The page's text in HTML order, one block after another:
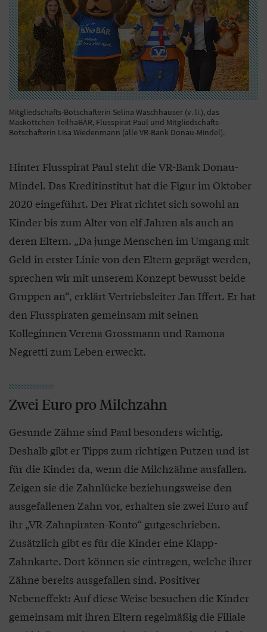
Mitgliedschafts-Botschafterin Selina Waschhauser (v. li.), das
Maskottchen TeilhaBÄR, Flusspirat Paul und Mitgliedschafts-
Botschafterin Lisa Wiedenmann (alle VR-Bank Donau-Mindel).
Hinter Flusspirat Paul steht die VR-Bank Donau-
Mindel. Das Kreditinstitut hat die Figur im Oktober
2020 eingeführt. Der Pirat richtet sich sowohl an
Kinder bis zum Alter von elf Jahren als auch an
deren Eltern. „Da junge Menschen im Umgang mit
Geld in erster Linie von den Eltern geprägt werden,
sprechen wir mit unserem Konzept bewusst beide
Gruppen an“, erklärt Vertriebsleiter Jan Iffert. Er hat
den Flusspiraten gemeinsam mit seinen
Kolleginnen Verena Grossmann und Ramona
Negretti zum Leben erweckt.
Zwei Euro pro Milchzahn
Gesunde Zähne sind Paul besonders wichtig.
Deshalb gibt er Tipps zum richtigen Putzen und ist
für die Kinder da, wenn die Milchzähne ausfallen.
Zeigen sie die Zahnlücke beziehungsweise den
ausgefallenen Zahn vor, erhalten sie zwei Euro auf
ihr „VR-Zahnpiraten-Konto“ gutgeschrieben.
Zusätzlich gibt es für die Kinder eine Klapp-
Zahnkarte. Dort können sie eintragen, welche ihrer
Zähne bereits ausgefallen sind. Positiver
Nebeneffekt: Auf diese Weise besuchen die Kinder
gemeinsam mit ihren Eltern regelmäßig die Filiale